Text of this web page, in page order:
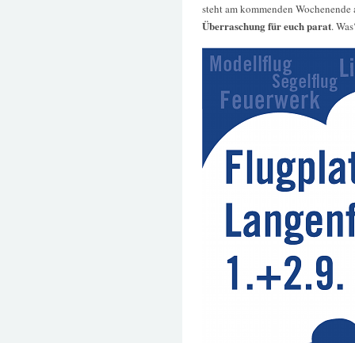
steht am kommenden
Überraschung für euch parat.